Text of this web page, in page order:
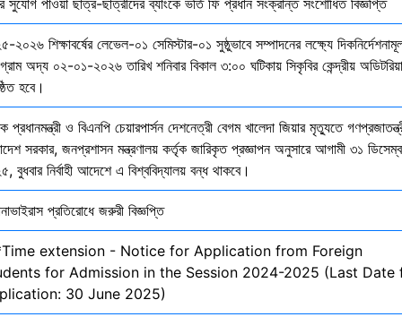
২০২৬ শিক্ষাবর্ষের লেভেল-০১ সেমিস্টার-০১ সুষ্ঠুভাবে সম্পাদনের লক্ষ্যে
অদ্য ০২-০১-২০২৬ তারিখ শনিবার বিকাল ৩:০০ ঘটিকায় সিকৃবির কেন্দ্রীয়
হবে।
প্রধানমন্ত্রী ও বিএনপি চেয়ারপার্সন দেশনেত্রী বেগম খালেদা জিয়ার মৃত্যুতে
সরকার, জনপ্রশাসন মন্ত্রণালয় কর্তৃক জারিকৃত প্রজ্ঞাপন অনুসারে আগামী ৩১
বুধবার নির্বাহী আদেশে এ বিশ্ববিদ্যালয় বন্ধ থাকবে।
প্রতিরোধে জরুরী বিজ্ঞপ্তি
extension - Notice for Application from Foreign
for Admission in the Session 2024-2025 (Last Date
30 June 2025)